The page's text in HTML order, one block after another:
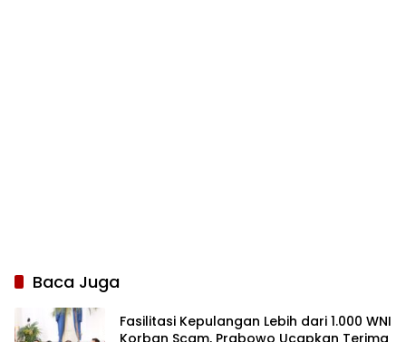
Baca Juga
Fasilitasi Kepulangan Lebih dari 1.000 WNI
Korban Scam, Prabowo Ucapkan Terima